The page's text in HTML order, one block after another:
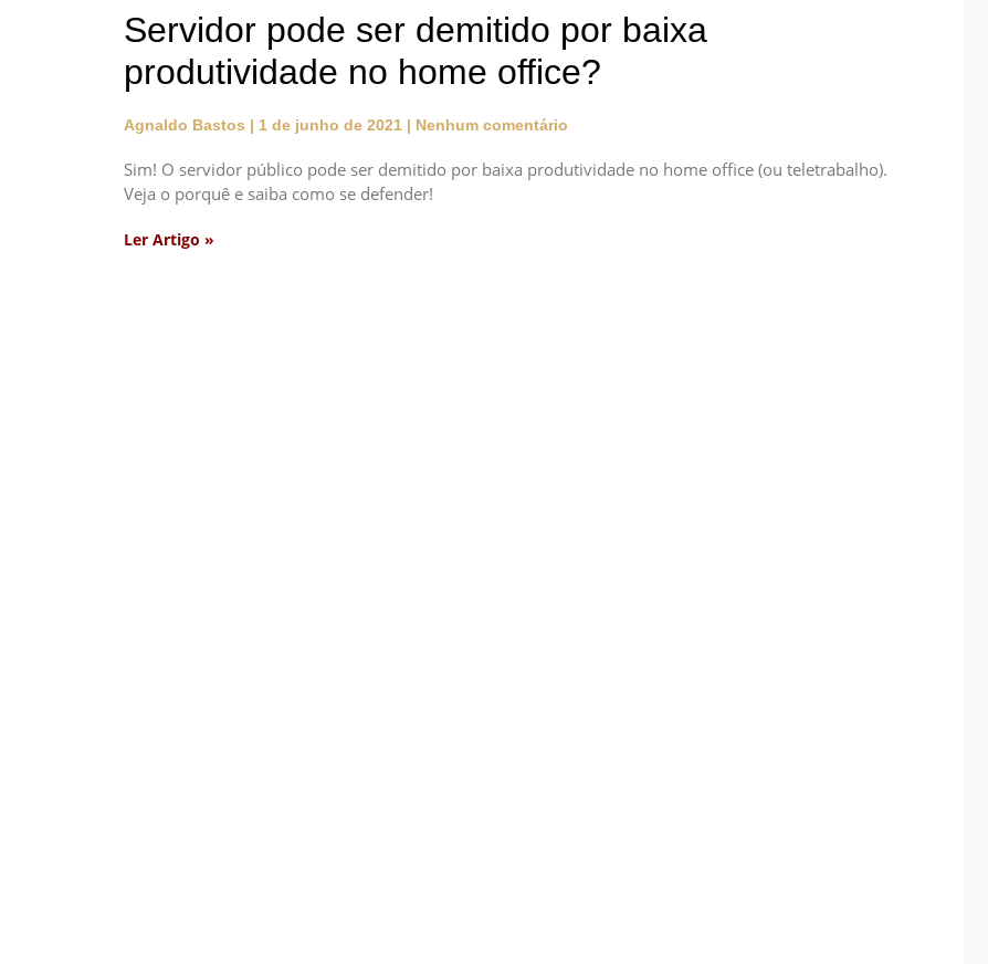
Servidor pode ser demitido por baixa
produtividade no home office?
Agnaldo Bastos 1 de junho de 2021 Nenhum comentário
Sim! O servidor público pode ser demitido por baixa produtividade no home office (ou teletrabalho).
Veja o porquê e saiba como se defender!
Ler Artigo »